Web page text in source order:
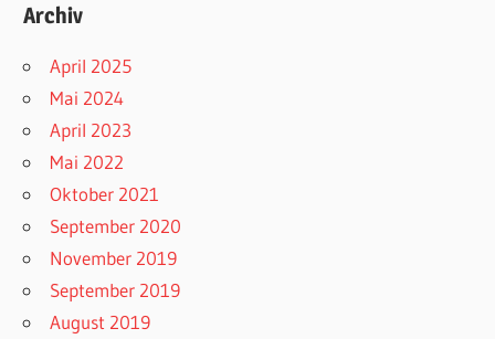
Archiv
April 2025
Mai 2024
April 2023
Mai 2022
Oktober 2021
September 2020
November 2019
September 2019
August 2019